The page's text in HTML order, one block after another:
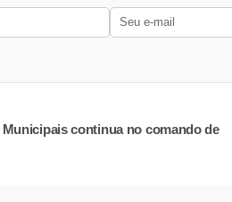
continua no comando de